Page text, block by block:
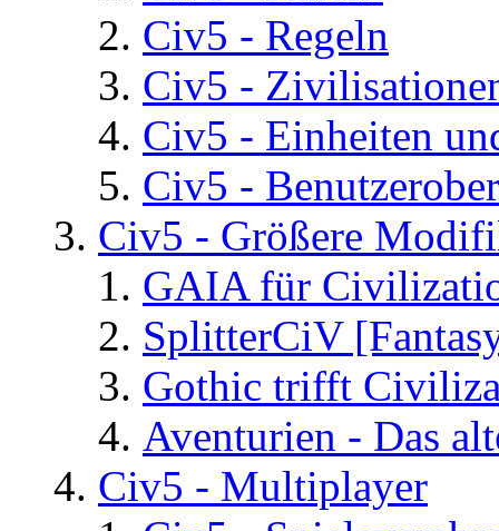
Civ5 - Regeln
Civ5 -
Civ5 - Einheiten
Civ5 -
Civ5 - Größere
GAIA für
SplitterCiV
Gothic trifft
Aventurien - Das
Civ5 - Multiplayer